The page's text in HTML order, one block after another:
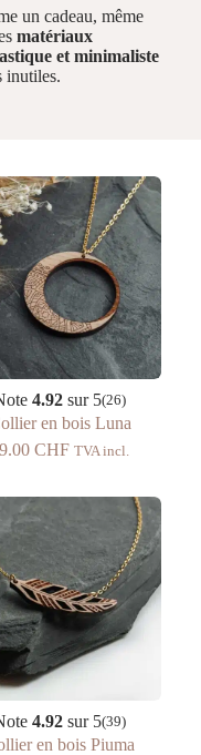
un cadeau, même
matériaux
et minimaliste
inutiles.
4.92 sur 5(26)
en bois Luna
CHF TVA incl.
4.92 sur 5(39)
en bois Piuma